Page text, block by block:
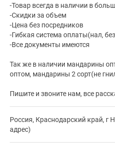
-Товар всегда в наличии в
-Скидки за объем
-Цена без посредников
-Гибкая система оплаты(нал,
​-Все документы имеются
Так же в наличии мандарины
оптом, мандарины 2 сорт(не
Пишите и звоните нам, все
Россия, Краснодарский край, г
адрес)